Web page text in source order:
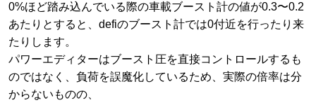
0%ほど踏み込んでいる際の車載ブースト計の値が0.3〜0.2
あたりとすると、defiのブースト計では0付近を行ったり来
たりします。
パワーエディターはブースト圧を直接コントロールするも
のではなく、負荷を誤魔化しているため、実際の倍率は分
からないものの、